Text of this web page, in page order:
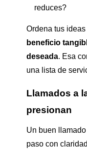
reduces?
Ordena tus ideas
beneficio
deseada. Esa
una lista de
Llamados a
presionan
Un buen
paso con